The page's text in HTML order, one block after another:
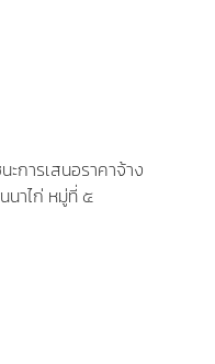
ะการเสนอราคาจ้าง
นาไก่ หมู่ที่ ๕